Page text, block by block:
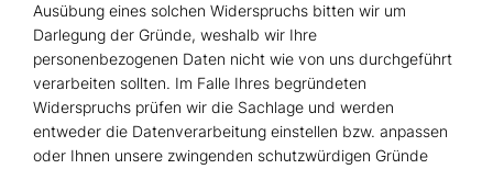
Ausübung eines solchen Widerspruchs bitten wir um
Darlegung der Gründe, weshalb wir Ihre
personenbezogenen Daten nicht wie von uns durchgeführt
verarbeiten sollten. Im Falle Ihres begründeten
Widerspruchs prüfen wir die Sachlage und werden
entweder die Datenverarbeitung einstellen bzw. anpassen
oder Ihnen unsere zwingenden schutzwürdigen Gründe